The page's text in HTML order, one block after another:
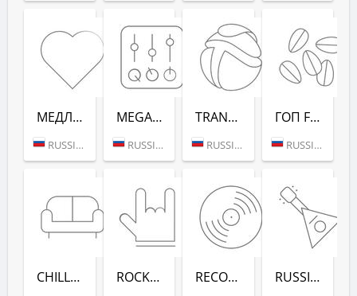
МЕДЛЯК FM (РАДИО РЕКОРД)
RUSSIA (MOSCOW)
MEGAMIX (РАДИО РЕКОРД)
RUSSIA (MOSCOW)
TRANCEMISSION (РАДИО РЕКОРД)
RUSSIA (MOSCOW)
ГОП FM (РАДИО РЕКОРД)
RUSSIA (MOSCOW)
CHILL-OUT (РАДИО РЕКОРД) ROCK (РАДИО РЕКОРД) RECORD DEEP (РАДИО РЕКОРД) RUSSIAN MIX (РАДИО РЕКОРД)